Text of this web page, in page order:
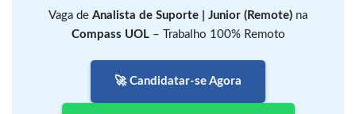
Vaga de Analista de Suporte | Junior (Remote) na
Compass UOL– Trabalho 100% Remoto
🚀 Candidatar-se Agora